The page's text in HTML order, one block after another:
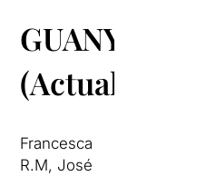
GUANYADORS
(Actualitzat)
Francesca
R.M, José